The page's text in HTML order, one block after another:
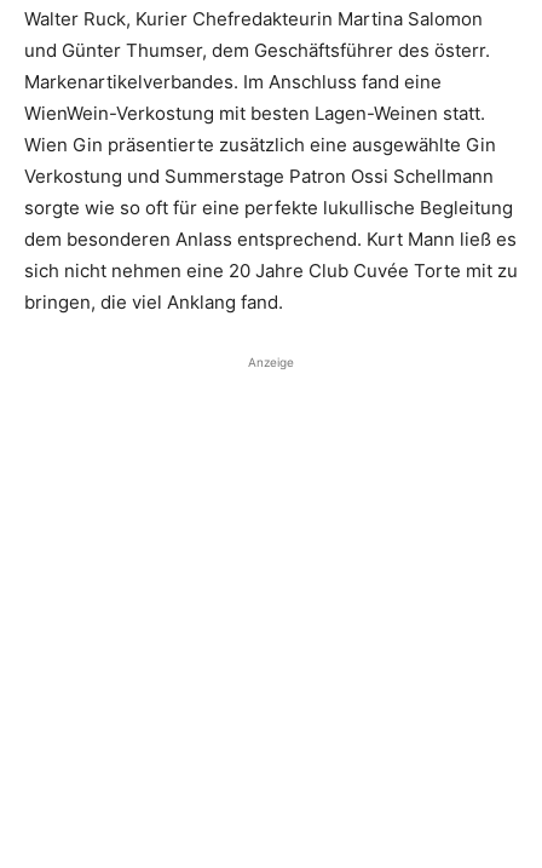
Walter Ruck, Kurier Chefredakteurin Martina Salomon
und Günter Thumser, dem Geschäftsführer des österr.
Markenartikelverbandes. Im Anschluss fand eine
WienWein-Verkostung mit besten Lagen-Weinen statt.
Wien Gin präsentierte zusätzlich eine ausgewählte Gin
Verkostung und Summerstage Patron Ossi Schellmann
sorgte wie so oft für eine perfekte lukullische Begleitung
dem besonderen Anlass entsprechend. Kurt Mann ließ es
sich nicht nehmen eine 20 Jahre Club Cuvée Torte mit zu
bringen, die viel Anklang fand.
Anzeige